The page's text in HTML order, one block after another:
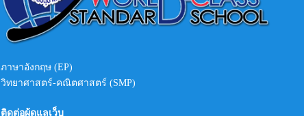
ภาษาอังกฤษ (EP)
วิทยาศาสตร์-คณิตศาสตร์ (SMP)
ติดต่อผู้ดูแลเว็บ